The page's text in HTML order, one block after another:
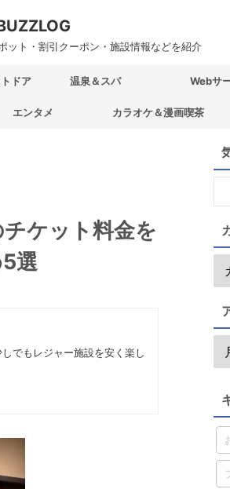
ット・割引クーポン・施設情報などを紹介
ドア 温泉＆スパ Webサ
エンタメ カラオケ＆漫画喫茶
ケット料金を
選
でもレジャー施設を安く楽し